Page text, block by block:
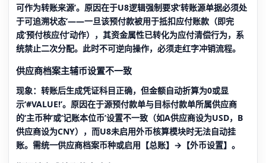
可作为转账来源’。原因在于U8逻辑强制要求‘转账源单据必须处
于可追溯状态’——一旦该预付款被用于抵扣应付账款（即完
成‘预付核应付’动作），其资金属性已转化为应付清偿行为，系
统禁止二次分配。此时不可逆向操作，必须走红字冲销流程。
供应商档案主辅币设置不一致
现象：转账后生成凭证科目正确，但金额自动折算为0或显
示‘#VALUE!’。原因在于源预付款单与目标付款单所属供应商
的‘主币种’或‘记账本位币’设置不一致（如A供应商设为USD，B
供应商设为CNY），而U8未启用外币核算模块时无法自动挂
账。需统一供应商档案币种或启用【总账】→【外币设置】。